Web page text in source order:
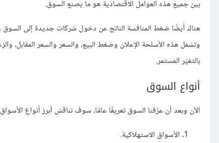
بين جميع هذه العوامل الاقتصادية هو ما يصنع السوق.
هناك أيضًا ضغط المنافسة الناتج عن دخول شركات جديدة إلى
وتشمل هذه الأسلحة الإعلان وضغط البيع، والسعر والسعر المقابل،
بالتغيّر المستمر.
أنواع السوق
الآن وبعد أن عرّفنا السوق تعريفًا عامًا، سوف نناقش أبرز أنواع
الأسواق الاستهلاكية.